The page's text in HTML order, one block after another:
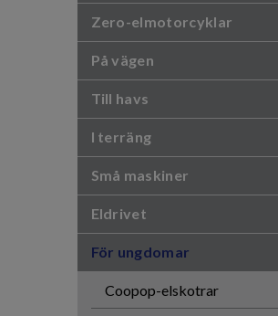
Zero-elmotorcyklar
På vägen
Till havs
I terräng
Små maskiner
Eldrivet
För ungdomar
Coopop-elskotrar